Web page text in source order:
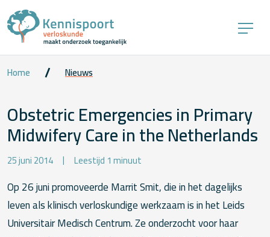
Home Nieuws
Obstetric Emergencies in Primary
Midwifery Care in the Netherlands
25 juni 2014 Leestijd 1 minuut
Op 26 juni promoveerde Marrit Smit, die in het dagelijks
leven als klinisch verloskundige werkzaam is in het Leids
Universitair Medisch Centrum. Ze onderzocht voor haar